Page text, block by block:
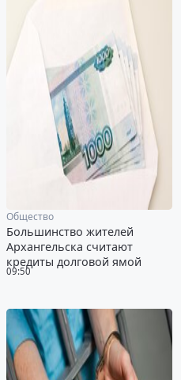
09:50
Общество
Большинство жителей
Архангельска считают
кредиты долговой ямой